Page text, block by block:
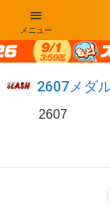
メニュー
2607メダ
2607